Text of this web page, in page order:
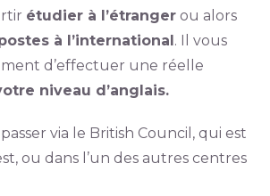
étudier à l’étrangerou alors
à l’international. Il vous
d’effectuer une réelle
niveau d’anglais.
via le British Council, qui est
ou dans l’un des autres centres